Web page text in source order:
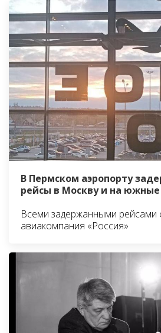
В Пермском аэропорту
рейсы в Москву и на
Всеми задержанными рейсами
авиакомпания «Россия»